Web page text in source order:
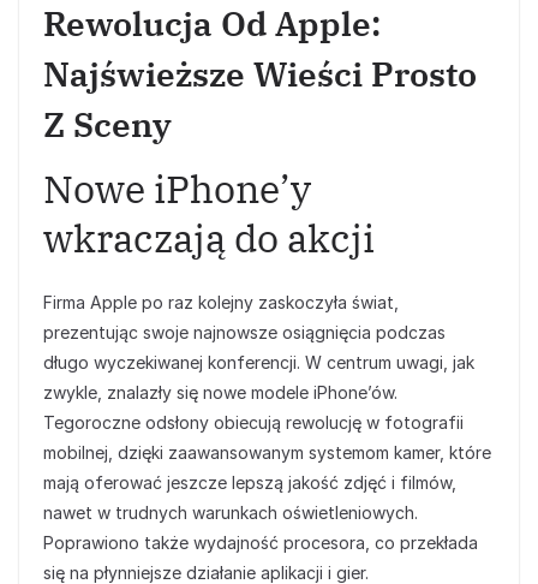
Rewolucja Od Apple:
Najświeższe Wieści Prosto
Z Sceny
Nowe iPhone’y
wkraczają do akcji
Firma Apple po raz kolejny zaskoczyła świat,
prezentując swoje najnowsze osiągnięcia podczas
długo wyczekiwanej konferencji. W centrum uwagi, jak
zwykle, znalazły się nowe modele iPhone’ów.
Tegoroczne odsłony obiecują rewolucję w fotografii
mobilnej, dzięki zaawansowanym systemom kamer, które
mają oferować jeszcze lepszą jakość zdjęć i filmów,
nawet w trudnych warunkach oświetleniowych.
Poprawiono także wydajność procesora, co przekłada
się na płynniejsze działanie aplikacji i gier.